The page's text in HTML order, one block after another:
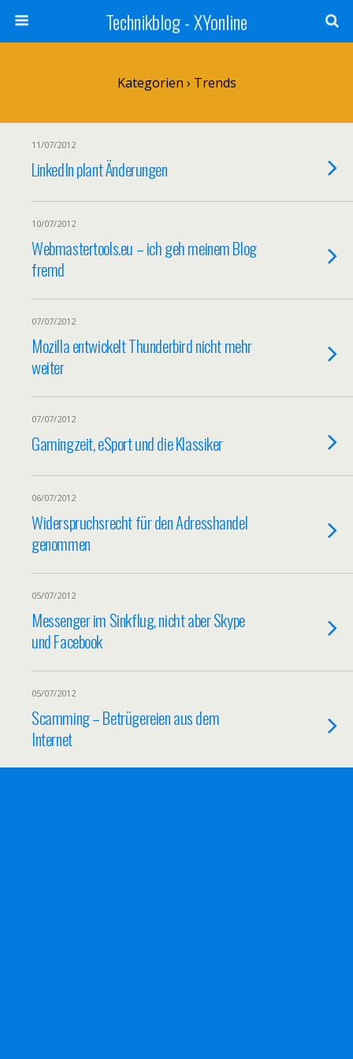
Technikblog - XYonline
Kategorien › Trends
11/07/2012
LinkedIn plant Änderungen
10/07/2012
Webmastertools.eu – ich geh meinem Blog
fremd
07/07/2012
Mozilla entwickelt Thunderbird nicht mehr
weiter
07/07/2012
Gamingzeit, eSport und die Klassiker
06/07/2012
Widerspruchsrecht für den Adresshandel
genommen
05/07/2012
Messenger im Sinkflug, nicht aber Skype
und Facebook
05/07/2012
Scamming – Betrügereien aus dem
Internet